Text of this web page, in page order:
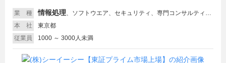
業 種 情報処理、 ソフトウエア、セキュリティ、専門コンサルティング、機械設計
本 社
東京都
従業員
1000 ～ 3000人未満